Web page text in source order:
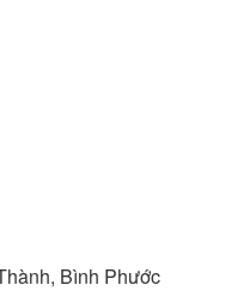
Bình Phước